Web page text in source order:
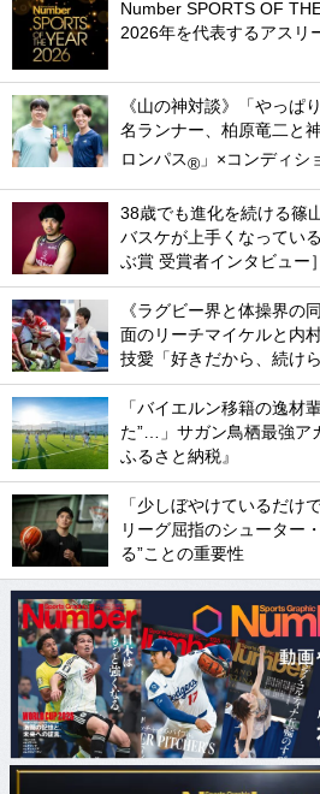
Number SPORTS OF
2026年を代表するアスリ
《山の神対談》「やっぱ
名ランナー、柏原竜二と
ロンパス® 」×コンディシ
38歳でも進化を続ける篠
バスケが上手くなってい
ぶ賞 受賞者インタビュー］
《ラグビー界と体操界の
面のリーチマイケルと内
技愛「好きだから、続けら
「バイエルン移籍の逸材
た”…」サガン鳥栖最強ア
ふるさと納税』
「少しぼやけているだけ
リーグ屈指のシューター
る”ことの重要性